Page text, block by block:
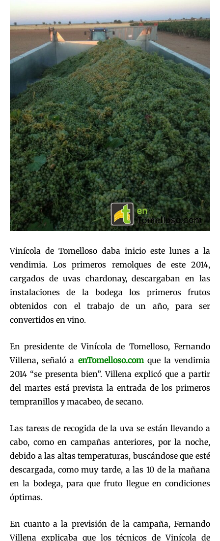
Vinícola de Tomelloso daba inicio este lunes a la
vendimia. Los primeros remolques de este 2014,
cargados de uvas chardonay, descargaban en las
instalaciones de la bodega los primeros frutos
obtenidos con el trabajo de un año, para ser
convertidos en vino.
En presidente de Vinícola de Tomelloso, Fernando
Villena, señaló a enTomelloso.com que la vendimia
2014 “se presenta bien”. Villena explicó que a partir
del martes está prevista la entrada de los primeros
tempranillos y macabeo, de secano.
Las tareas de recogida de la uva se están llevando a
cabo, como en campañas anteriores, por la noche,
debido a las altas temperaturas, buscándose que esté
descargada, como muy tarde, a las 10 de la mañana
en la bodega, para que fruto llegue en condiciones
óptimas.
En cuanto a la previsión de la campaña, Fernando
Villena explicaba que los técnicos de Vinícola de